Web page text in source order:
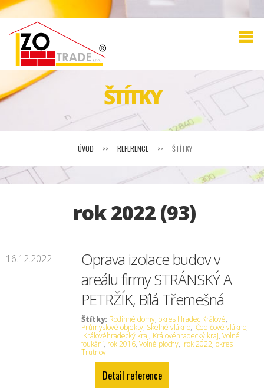
ŠTÍTKY
ÚVOD >> REFERENCE >> ŠTÍTKY
rok 2022 (93)
16.12.2022
Oprava izolace budov v
areálu firmy STRÁNSKÝ A
PETRŽÍK, Bílá Třemešná
Štítky: Rodinné domy,okres Hradec Králové,
Průmyslové objekty, Skelné vlákno, Čedičové vlákno,
Královéhradecký kraj, Královéhradecký kraj,Volné
foukání, rok 2016,Volné plochy, rok 2022,okres
Trutnov
Detail reference